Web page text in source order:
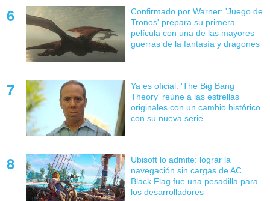
Confirmado por Warner: 'Juego de
Tronos' prepara su primera
película con una de las mayores
guerras de la fantasía y dragones
Ya es oficial: 'The Big Bang
Theory' reúne a las estrellas
originales con un cambio histórico
con su nueva serie
Ubisoft lo admite: lograr la
navegación sin cargas de AC
Black Flag fue una pesadilla para
los desarrolladores